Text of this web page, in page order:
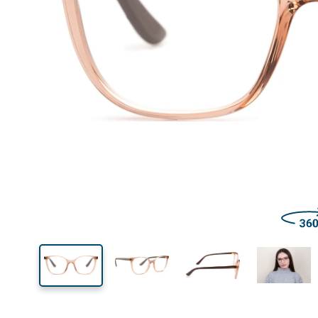
42 mm
Výška očnice Šírka očnice